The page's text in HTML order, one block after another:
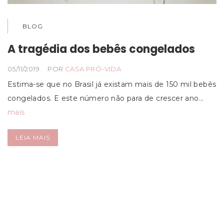
BLOG
A tragédia dos bebês congelados
05/11/2019 POR CASA PRÓ-VIDA
Estima-se que no Brasil já existam mais de 150 mil bebês
congelados. E este número não para de crescer ano…
mais
LEIA MAIS